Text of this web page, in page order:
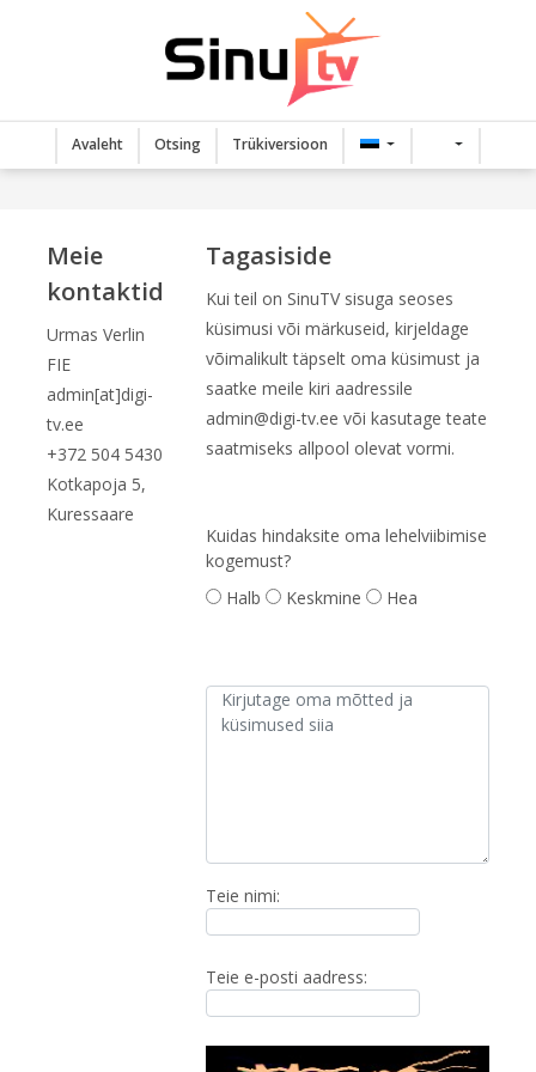
Avaleht Otsing Trükiversioon
Meie
kontaktid
Urmas Verlin
FIE
admin[at]digi-
tv.ee
+372 504 5430
Kotkapoja 5,
Kuressaare
Tagasiside
Kui teil on SinuTV sisuga seoses
küsimusi või märkuseid, kirjeldage
võimalikult täpselt oma küsimust ja
saatke meile kiri aadressile
admin@digi-tv.ee või kasutage teate
saatmiseks allpool olevat vormi.
Kuidas hindaksite oma lehelviibimise
kogemust?
Halb
Keskmine Hea
Teie nimi:
Teie e-posti aadress: